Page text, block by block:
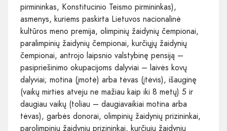
pirmininkas, Konstitucinio Teismo pirmininkas),
asmenys, kuriems paskirta Lietuvos nacionalinė
kultūros meno premija, olimpinių žaidynių čempionai,
paralimpinių žaidynių čempionai, kurčiųjų žaidynių
čempionai, antrojo laipsnio valstybinę pensiją –
pasipriešinimo okupacijoms dalyviai – laivės kovų
dalyviai; motina (įmotė) arba tėvas (įtėvis), išauginę
(vaikų mirties atveju ne mažiau kaip iki 8 metų) 5 ir
daugiau vaikų (toliau – daugiavaikiai motina arba
tėvas), garbės donorai, olimpinių žaidynių prizininkai,
parolimpinių žaidynių prizininkai, kurčiųjų žaidynių